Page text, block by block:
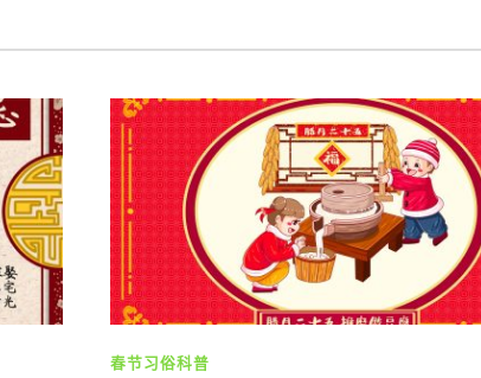
春节习俗科普